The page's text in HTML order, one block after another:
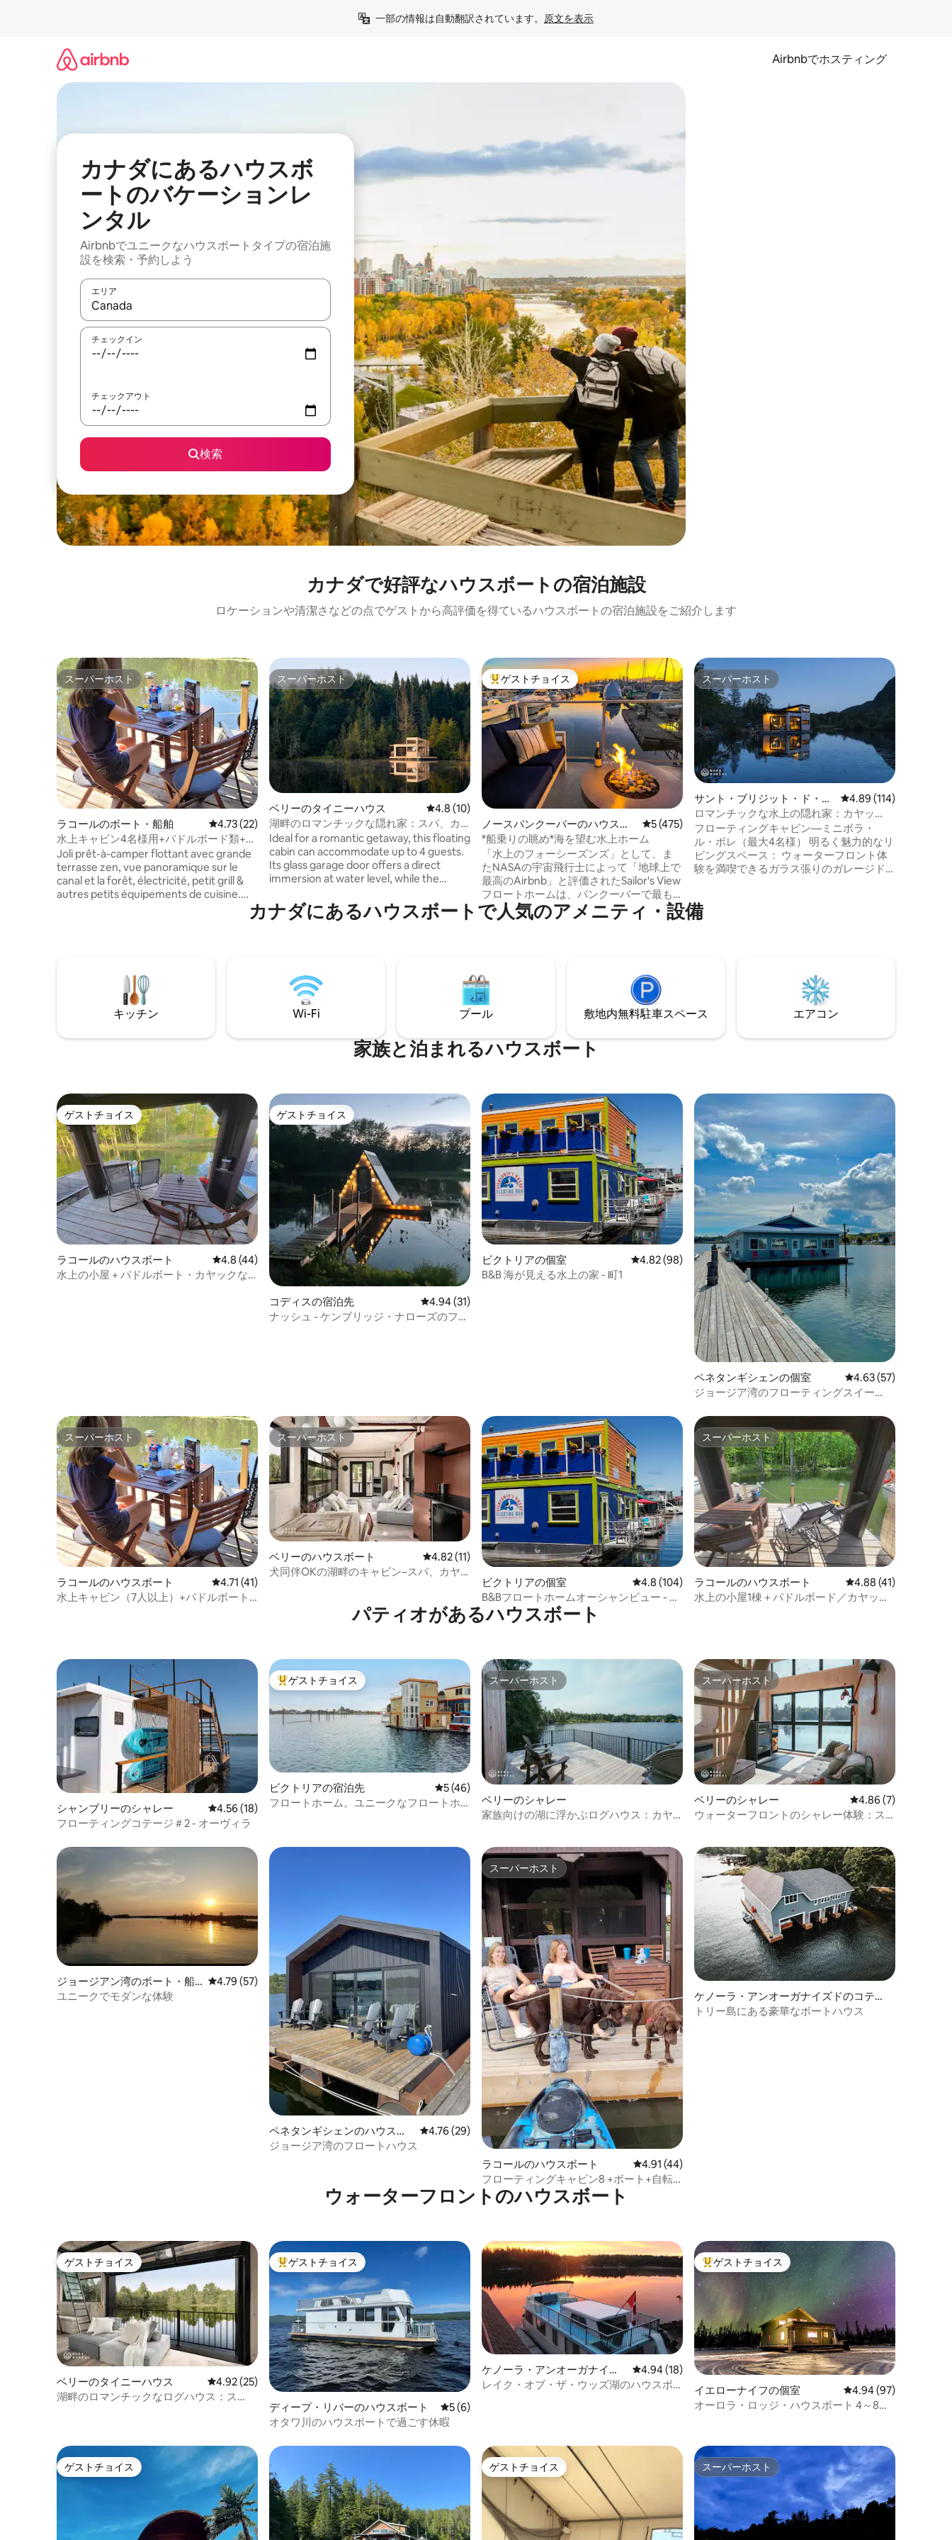
一部の情報は自動翻訳されています。 原文を表示
Airbnbでホスティング
カナダにあるハウスボ
ートのバケーションレ
ンタル
Airbnbでユニークなハウスボートタイプの宿泊施
設を検索・予約しよう
エリア
検索結果が表示されたら、上下の矢印キーを使って移動するか、画面をタッチまたはスワイプして検索結果を確認することができます。
チェックイン
チェックアウト
検索
カナダで好評なハウスボートの宿泊施設
ロケーションや清潔さなどの点でゲストから高評価を得ているハウスボートの宿泊施設をご紹介します
スーパーホスト
スーパーホスト
ラコールのボート・船舶 レビュー22件、5つ星中4.73つ星の平均評価
4.73 (22)
水上キャビン4名様用+パドルボード類+自
転車+プール+バーベキュー
Joli prêt-à-camper flottant avec grande
terrasse zen, vue panoramique sur le
canal et la forêt, électricité, petit grill &
autres petits équipements de cuisine.
observant la faune abondante.
Parcourez la piste champêtre du paysan
à vélo. Endormez-vous et réveillez-vous
bercés par les flots et par le chant des
animaux.
スーパーホスト
スーパーホスト
ベリーのタイニーハウス レビュー10件、5つ星中4.8つ星の平均評価
4.8 (10)
湖畔のロマンチックな隠れ家：スパ、カ
ヤック、BBQ、夕日
Ideal for a romantic getaway, this floating
cabin can accommodate up to 4 guests.
Its glass garage door offers a direct
immersion at water level, while the
views of the lake. Upstairs, an open-
concept bedroom with a skylight lets you
with an eco-friendly toilet, and showers
are located in the relaxation pavilion.
大好評のゲストチョイスです。
ゲストチョイス
ノースバンクーバーのハウスボ
ート
レビュー475件、5つ星中5つ星の平均評価
5 (475)
*船乗りの眺め*海を望む水上ホーム
「水上のフォーシーズンズ」として、ま
たNASAの宇宙飛行士によって「地球上で
最高のAirbnb」と評価されたSailor's View
フロートホームは、バンクーバーで最も
ユニークで豪華なバケーションレンタル
のひとつです。広々とした部屋のアーチ
を眺めながら、居心地の良いパティオの
ファイヤーテーブルでリラックスしてお
飲み物を楽しんでください。 すべての素
晴らしいダイニング、ショッピング、交
通の近く。ウォーターフロントではな
く、水上にあります！#Flotel
スーパーホスト
スーパーホスト
サント・ブリジット・ド・ラ
ヴァルのシャレー
レビュー114件、5つ
4.89 (114)
ロマンチックな水上の隠れ家：カヤッ
ク、パドルボード、バーベキューを楽し
もう
フローティングキャビン—ミニボラ・
ル・ボレ（最大4名様） 明るく魅力的なリ
ビングスペース： ウォーターフロント体
験を満喫できるガラス張りのガレージド
えたオープンコンセプトの寝室 - モジュラ
ーソファ：シングルベッド2台またはダブ
ヤック -冬はスノーシュー 犬同伴OK（追
加料金） CITQ：302677
カナダにあるハウスボートで人気のアメニティ・設備
キッチン Wi-Fi プール 敷地内無料駐⁠車ス⁠ペ⁠ー⁠ス エアコン
家族と泊まれるハウスボート
ゲストチョイス
ゲストチョイス
ラコールのハウスボート レビュー44件、5つ星中4.8つ星の平均評価
4.8 (44)
水上の小屋 + パドルボート・カヤックな
ゲストチョイス
ゲストチョイス
コディスの宿泊先 レビュー31件、5つ星中4.94つ星の平均評価
4.94 (31)
ナッシュ - ケンブリッジ・ナローズのフロ
ビクトリアの個室 レビュー98件、5つ星中4.82つ星の平均評価
4.82 (98)
B&B 海が見える水上の家 - 町1
ペネタンギシェンの個室 レビュー57件、5つ
4.63 (57)
ジョージア湾のフローティングスイー
スーパーホスト
スーパーホスト
ラコールのハウスボート レビュー41件、5つ星中4.71つ星の平均評価
4.71 (41)
水上キャビン（7人以上）+パドルボート
スーパーホスト
スーパーホスト
ベリーのハウスボート レビュー11件、5つ星中4.82つ星の平均評価
4.82 (11)
犬同伴OKの湖畔のキャビン–スパ、カヤ
ビクトリアの個室 レビュー104件、5つ星中4.8つ星の平均評価
4.8 (104)
B&Bフロートホームオーシャンビュー - 町
2
スーパーホスト
スーパーホスト
ラコールのハウスボート レビュー41件、5つ
4.88 (41)
水上の小屋1棟＋パドルボード／カヤック
パティオがあるハウスボート
シャンブリーのシャレー レビュー18件、5つ星中4.56つ星の平均評価
4.56 (18)
フローティングコテージ＃2 - オーヴィラ
大好評のゲストチョイスです。
ゲストチョイス
ビクトリアの宿泊先 レビュー46件、5つ星中5つ星の平均評価
5 (46)
フロートホーム。ユニークなフロートホ
スーパーホスト
スーパーホスト
ベリーのシャレー
家族向けの湖に浮かぶログハウス：カヤ
スーパーホスト
スーパーホスト
ベリーのシャレー レビュー7件、5つ星
4.86 (7)
ウォーターフロントのシャレー体験：ス
ジョージアン湾のボート・船
舶
レビュー57件、5つ星中4.79つ星の平均評価
4.79 (57)
ユニークでモダンな体験
ペネタンギシェンのハウスボ
ート
レビュー29件、5つ星中4.76つ星の平均評価
4.76 (29)
ジョージア湾のフロートハウス
スーパーホスト
スーパーホスト
ラコールのハウスボート レビュー44件、5つ星中4.91つ星の平均評価
4.91 (44)
フローティングキャビン8 +ボート+自転
車+プール+バーベキュー
ケノーラ・アンオーガナイズドのコテー
ジ
トリー島にある豪華なボートハウス
ウォーターフロントのハウスボート
ゲストチョイス
ゲストチョイス
ベリーのタイニーハウス レビュー25件、5つ星中4.92つ星の平均評価
4.92 (25)
湖畔のロマンチックなログハウス：ス
大好評のゲストチョイスです。
ゲストチョイス
ディープ・リバーのハウスボート レビュー6件、5つ星中5つ星の平均評価
5 (6)
オタワ川のハウスボートで過ごす休暇
ケノーラ・アンオーガナイズ
ドのハウスボート
レビュー18件、5つ星中4.94つ星の平均評価
4.94 (18)
レイク・オブ・ザ・ウッズ湖のハウスボ
大好評のゲストチョイスです。
ゲストチョイス
イエローナイフの個室 レビュー97件、5つ星
4.94 (97)
オーロラ・ロッジ・ハウスボート 4～8名
ゲストチョイス
ゲストチョイス ゲストチョイス
ゲストチョイス スーパーホスト
スーパーホスト